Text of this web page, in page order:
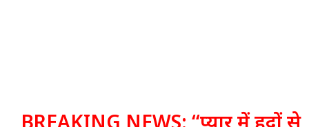
BREAKING NEWS: “प्यार में हदों से